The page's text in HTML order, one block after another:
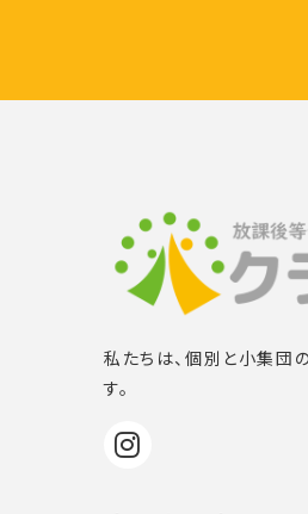
私たちは、個別と小集団
す。